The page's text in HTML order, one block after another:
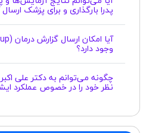
پدرا بارگذاری و برای پزشک
وجود دارد؟
چگونه می‌توانم به دکتر علی
نظر خود را در خصوص عملکرد